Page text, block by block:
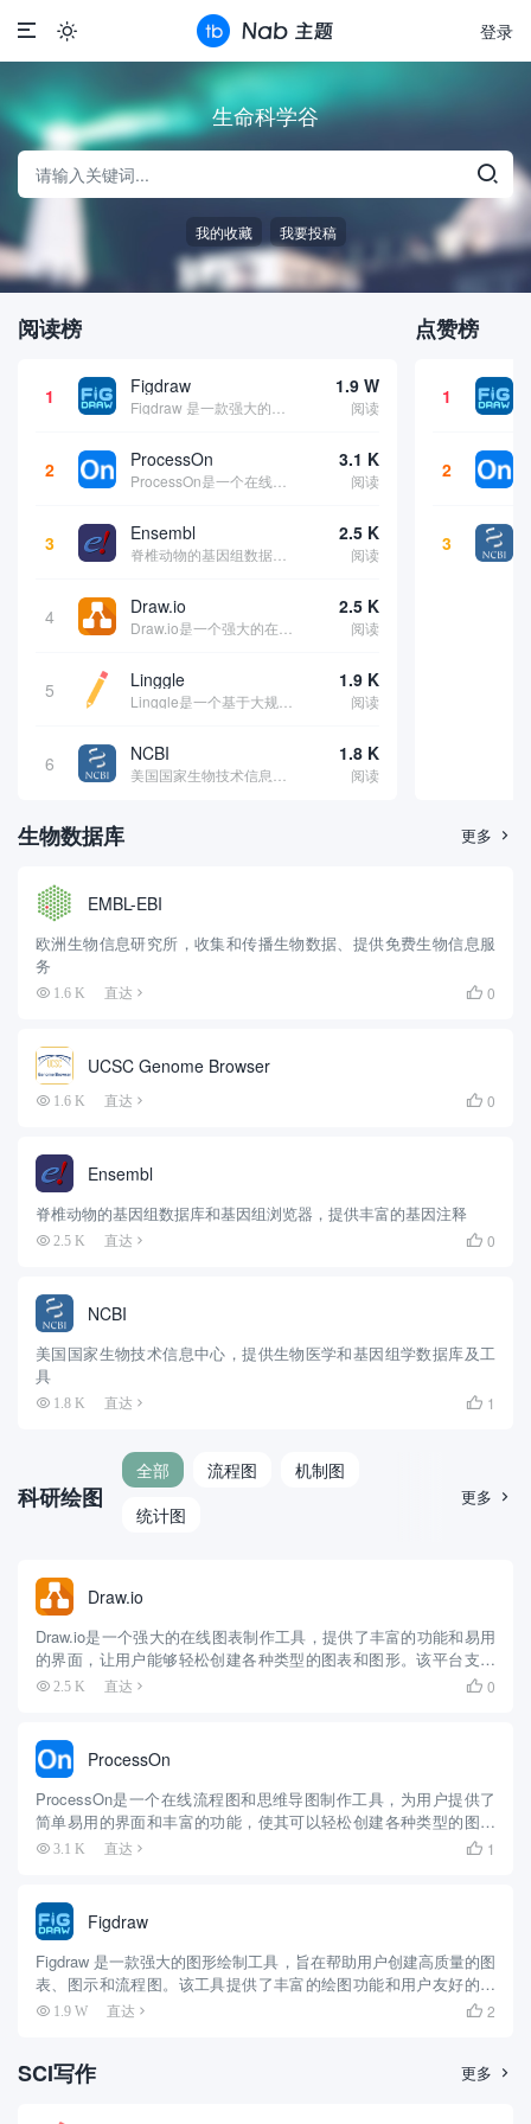
登录

生命科学谷
我的收藏 我要投稿
阅读榜
1 Figdraw 1.9 W
阅读
2 ProcessOn 3.1 K
阅读
3 Ensembl 2.5 K
阅读
4 Draw.io 2.5 K
阅读
5 Linggle 1.9 K
阅读
6 NCBI 1.8 K
阅读
点赞榜
1
2
3
生物数据库 更多 
EMBL-EBI
欧洲生物信息研究所，收集和传播生物数据、提供免费生物信息服
务
1.6 K 直达  0
UCSC Genome Browser
1.6 K 直达  0
Ensembl
脊椎动物的基因组数据库和基因组浏览器，提供丰富的基因注释
2.5 K 直达  0
NCBI
美国国家生物技术信息中心，提供生物医学和基因组学数据库及工
具
1.8 K 直达  1
科研绘图
全部 流程图
机制图
统计图
更多 
Draw.io
Draw.io是一个强大的在线图表制作工具，提供了丰富的功能和易用
的界面，让用户能够轻松创建各种类型的图表和图形。该平台支持
用户创建流程图、组织结构图、思维导图、UML图、网络拓扑图等
2.5 K 直达  0
ProcessOn
ProcessOn是一个在线流程图和思维导图制作工具，为用户提供了
简单易用的界面和丰富的功能，使其可以轻松创建各种类型的图表
和图形。该平台支持用户创建流程图、组织结构图、思维导图、网
3.1 K 直达  1
Figdraw
Figdraw 是一款强大的图形绘制工具，旨在帮助用户创建高质量的图
表、图示和流程图。该工具提供了丰富的绘图功能和用户友好的界
面，使得即使是非专业用户也能轻松地制作出专业水平的图形。无
1.9 W 直达  2
SCI写作 更多 